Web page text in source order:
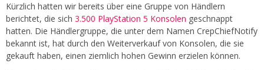
Kürzlich hatten wir bereits über eine Gruppe von Händlern
berichtet, die sich 3.500 PlayStation 5 Konsolen geschnappt
hatten. Die Händlergruppe, die unter dem Namen CrepChiefNotify
bekannt ist, hat durch den Weiterverkauf von Konsolen, die sie
gekauft haben, einen ziemlich hohen Gewinn erzielen können.